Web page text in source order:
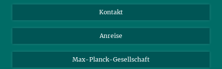
Bewerberinnen und Bewerber
Medienvertreter
YouTube
Mastodon
Kontakt
Anreise
Max-Planck-Gesellschaft